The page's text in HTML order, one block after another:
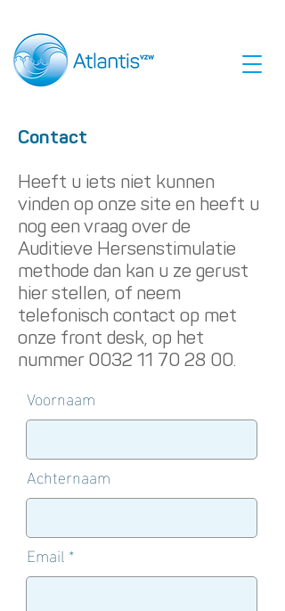
Contact
Heeft u iets niet kunnen
vinden op onze site en heeft u
nog een vraag over de
Auditieve Hersenstimulatie
methode dan kan u ze gerust
hier stellen, of neem
telefonisch contact op met
onze front desk, op het
nummer 0032 11 70 28 00.
Voornaam
Achternaam
Email